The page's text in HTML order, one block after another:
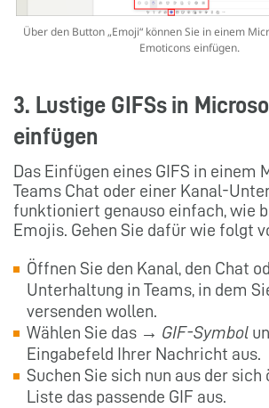
Über den Button „Emoji“ können Sie in einem
Emoticons einfügen.
3. Lustige GIFSs in
einfügen
Das Einfügen eines GIFS in einem
Teams Chat oder einer Kanal-
funktioniert genauso einfach, wie
Emojis. Gehen Sie dafür wie folgt
Öffnen Sie den Kanal, den Chat
Unterhaltung in Teams, in dem
versenden wollen.
Wählen Sie das → GIF-Symbol
Eingabefeld Ihrer Nachricht aus.
Suchen Sie sich nun aus der sich
Liste das passende GIF aus.